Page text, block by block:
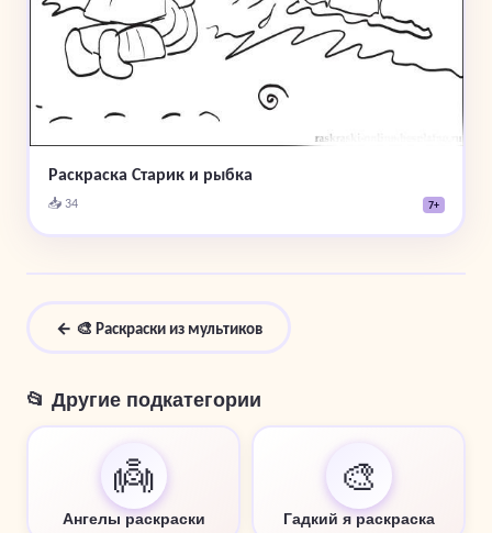
Раскраска Старик и рыбка
📥 34 7+
← 🎨 Раскраски из мультиков
📂 Другие подкатегории
👼
Ангелы раскраски
🎨
Гадкий я раскраска